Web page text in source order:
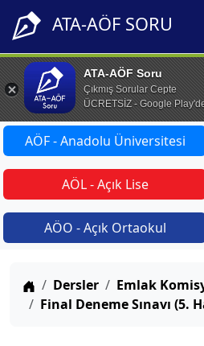
ATA-AÖF SORU
ATA-AÖF Soru
Çıkmış Sorular Cepte
ÜCRETSİZ - Google
AÖF - Anadolu Üniversitesi
AÖL - Açık Lise
AÖO - Açık Ortaokul
Anasayfa
Dersler
Emlak
Final Deneme Sınavı (5.